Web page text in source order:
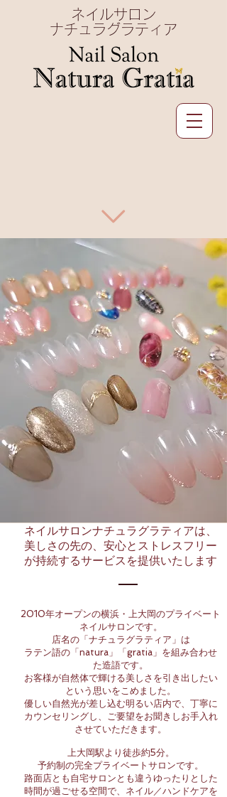
ネイルサロン
ナチュラグラティア
ネイルサロンナチュラグラティアは、
​美しさの先の、安心とストレスフリー
が持続するサービスを提供いたします
2010年オープンの横浜・上大岡のプライベート
ネイルサロンです。
店名の「ナチュラグラティア」は
ラテン語の「natura」「gratia」を組み合わせ
た造語です。
お客様が自然体で輝ける美しさを引き出したい
という思いをこめました。
優しい自然光が差し込む明るい店内で、丁寧に
カウンセリングし、ご要望をお聞きしお手入れ
させていただきます。
上大岡駅より徒歩約5分。
予約制の完全プライベートサロンです。
路面店とも自宅サロンとも違うゆったりとした
時間が過ごせる空間で、ネイル／ハンドケアを